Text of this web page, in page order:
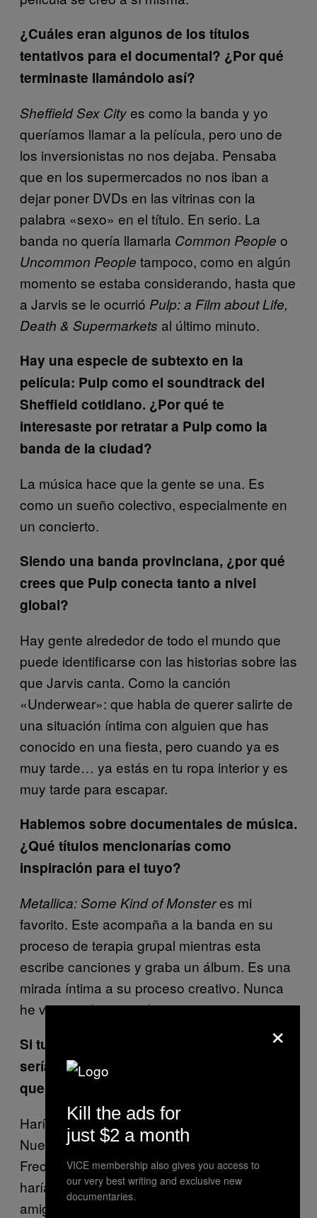
¿Cuáles eran algunos de los títulos
tentativos para el documental? ¿Por qué
terminaste llamándolo así?
Sheffield Sex Cityes como la banda y yo
queríamos llamar a la película, pero uno de
los inversionistas no nos dejaba. Pensaba
que en los supermercados no nos iban a
dejar poner DVDs en las vitrinas con la
palabra «sexo» en el título. En serio. La
banda no quería llamarla Common People o
Uncommon People tampoco, como en algún
momento se estaba considerando, hasta que
a Jarvis se le ocurrió Pulp: a Film about Life,
Death & Supermarkets al último minuto.
Hay una especie de subtexto en la
película: Pulp como el soundtrack del
Sheffield cotidiano. ¿Por qué te
interesaste por retratar a Pulp como la
banda de la ciudad?
La música hace que la gente se una. Es
como un sueño colectivo, especialmente en
un concierto.
Siendo una banda provinciana, ¿por qué
crees que Pulp conecta tanto a nivel
global?
Hay gente alrededor de todo el mundo que
puede identificarse con las historias sobre las
que Jarvis canta. Como la canción
«Underwear»: que habla de querer salirte de
una situación íntima con alguien que has
conocido en una fiesta, pero cuando ya es
muy tarde… ya estás en tu ropa interior y es
muy tarde para escapar.
Hablemos sobre documentales de música.
¿Qué títulos mencionarías como
inspiración para el tuyo?
Metallica: Some Kind of Monsteres mi
favorito. Este acompaña a la banda en su
proceso de terapia grupal mientras esta
escribe canciones y graba un álbum. Es una
mirada íntima a su proceso creativo. Nunca
he visto nada parecido.
Si tuvieras el tiempo y el dinero, ¿cuáles
serían los tres documentales musicales
que harías?
Haría una película con David Bowie en
Nueva York. Haría un día en la vida de
Freddy Mercury generado por computador. Y
haría un documental sobre naturaleza con mi
amigo músico neozelandés Steve Abel.
×
Kill the ads for
just $2 a month
VICE membership also gives you access to
our very best writing and exclusive new
documentaries.